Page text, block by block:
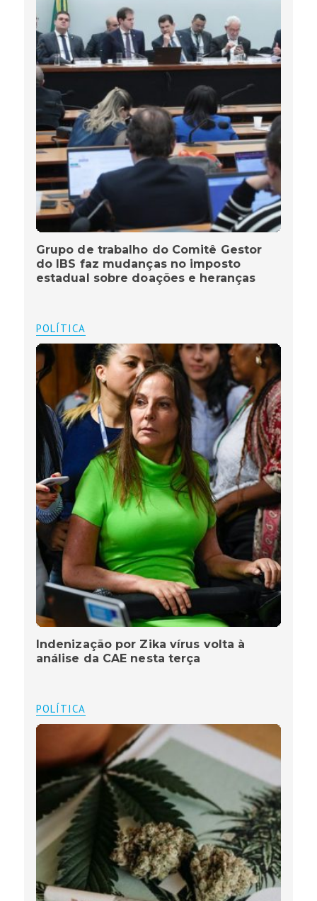
Grupo de trabalho do Comitê Gestor
do IBS faz mudanças no imposto
estadual sobre doações e heranças
POLÍTICA
Indenização por Zika vírus volta à
análise da CAE nesta terça
POLÍTICA